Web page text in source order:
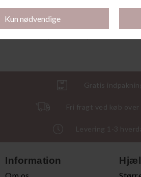
Tom Tai, Patine
Gratis
Fri fragt ved køb over
Levering 1-3
Information
Om os